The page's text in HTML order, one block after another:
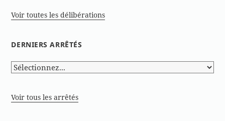
Voir toutes les délibérations
DERNIERS ARRÊTÉS
Voir tous les arrêtés